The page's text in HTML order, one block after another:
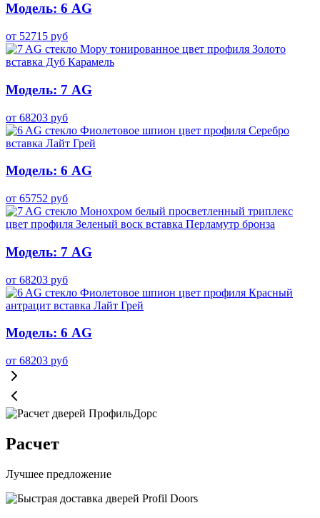
Модель: 6 AG
от 52715 руб
Модель: 7 AG
от 68203 руб
Модель: 6 AG
от 65752 руб
Модель: 7 AG
от 68203 руб
Модель: 6 AG
от 68203 руб
Расчет
Лучшее предложение